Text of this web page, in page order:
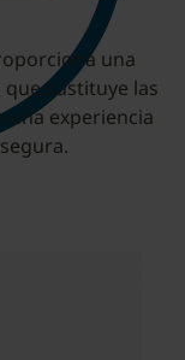
una
sustituye las
una experiencia